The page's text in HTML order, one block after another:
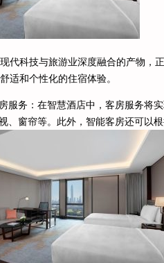
代科技与旅游业深度融合的产物，
适和个性化的住宿体验。
服务：在智慧酒店中，客房服务将
、窗帘等。此外，智能客房还可以